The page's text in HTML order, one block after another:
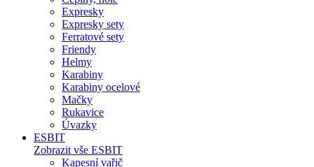
Expresky
Expresky sety
Ferratové sety
Friendy
Helmy
Karabiny
Karabiny ocelové
Mačky
Rukavice
Úvazky
ESBIT
Zobrazit vše ESBIT
Kapesní vařič